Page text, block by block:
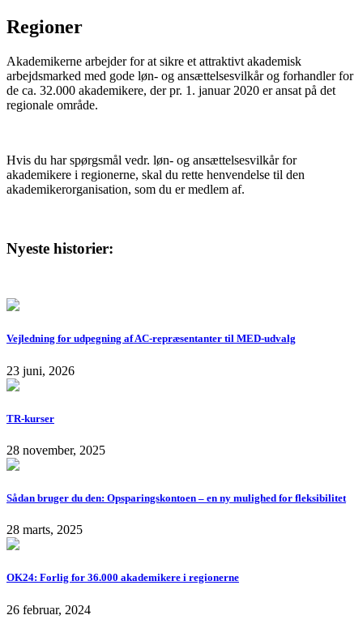
Regioner
Akademikerne arbejder for at sikre et attraktivt akademisk
arbejdsmarked med gode løn- og ansættelsesvilkår og forhandler for
de ca. 32.000 akademikere, der pr. 1. januar 2020 er ansat på det
regionale område.
Hvis du har spørgsmål vedr. løn- og ansættelsesvilkår for
akademikere i regionerne, skal du rette henvendelse til den
akademikerorganisation, som du er medlem af.
Nyeste historier:
Vejledning for udpegning af AC-repræsentanter til MED-udvalg
23 juni, 2026
TR-kurser
28 november, 2025
Sådan bruger du den: Opsparingskontoen – en ny mulighed for fleksibilitet
28 marts, 2025
OK24: Forlig for 36.000 akademikere i regionerne
26 februar, 2024